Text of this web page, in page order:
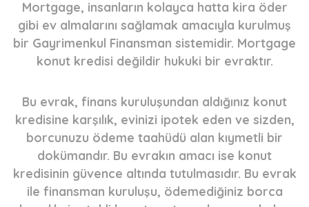
İLETİŞİM
bir Gayrimenkul Finansman sistemidir. Mortgage
konut kredisi değildir hukuki bir evraktır.
Bu evrak, finans kuruluşundan aldığınız konut
borcunuzu ödeme taahüdü alan kıymetli bir
dokümandır. Bu evrakın amacı ise konut
kredisinin güvence altında tutulmasıdır. Bu evrak
ile finansman kuruluşu, ödemediğiniz borca
karşılık, ipotekli konutu satışa cıkarıp ve kalan
borcu tahsil etme hakkına sahip olmaktadır.